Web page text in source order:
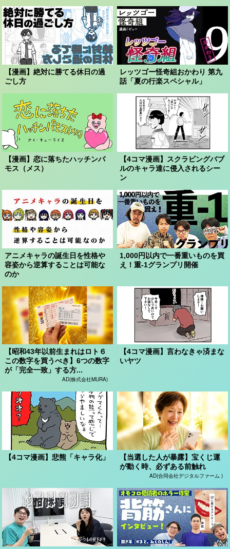
【漫画】絶対に勝てる休日の過
ごし方
レッツゴー怪奇組おかわり 第九
話「夏の行楽スペシャル」
【漫画】恋に落ちたハッチンパ
モス（メス）
【4コマ漫画】スクラビングバブ
ルのキャラ達に侵入されるシー
ン
アニメキャラの誕生日を性格や
容姿から逆算することは可能な
のか
1,000円以内で一番重いものを買
え！重-1グランプリ開催
【昭和43年以前生まれはロト６
この数字を買うべき】6つの数字
が「完全一致」する方...
AD(株式会社MURA)
【4コマ漫画】言わなきゃ済まな
いヤツ
【4コマ漫画】悲熊「キャラ化」
【当選した人が暴露】宝くじ運
が動く時、必ずある前触れ
AD(合同会社デジタルファーム )